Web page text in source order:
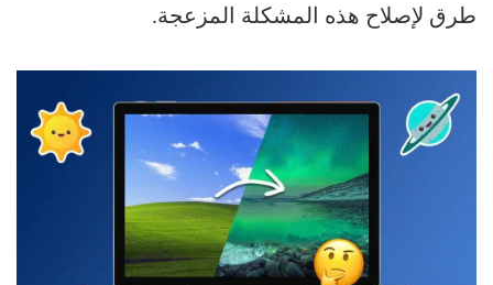
طرق لإصلاح هذه المشكلة المزعجة.